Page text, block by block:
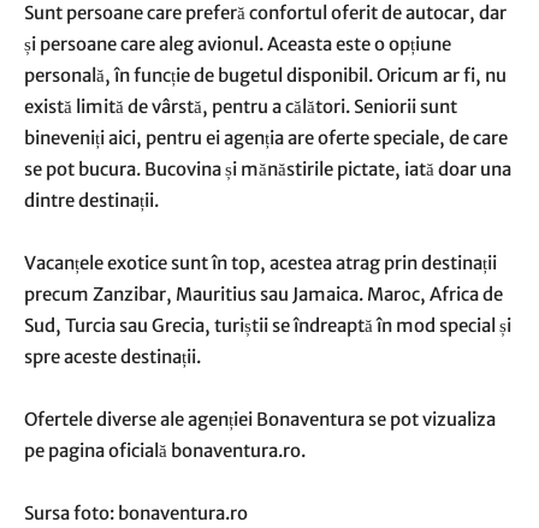
Sunt persoane care preferă confortul oferit de autocar, dar
și persoane care aleg avionul. Aceasta este o opțiune
personală, în funcție de bugetul disponibil. Oricum ar fi, nu
există limită de vârstă, pentru a călători. Seniorii sunt
bineveniți aici, pentru ei agenția are oferte speciale, de care
se pot bucura. Bucovina și mănăstirile pictate, iată doar una
dintre destinații.
Vacanțele exotice sunt în top, acestea atrag prin destinații
precum Zanzibar, Mauritius sau Jamaica. Maroc, Africa de
Sud, Turcia sau Grecia, turiștii se îndreaptă în mod special și
spre aceste destinații.
Ofertele diverse ale agenției Bonaventura se pot vizualiza
pe pagina oficială bonaventura.ro.
Sursa foto: bonaventura.ro